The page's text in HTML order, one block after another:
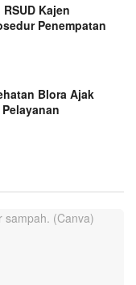
Kajen
Penempatan
Blora Ajak